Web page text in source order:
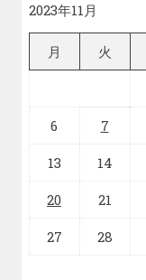
2023年11月
月 火
6 7
13 14
20 21
27 28